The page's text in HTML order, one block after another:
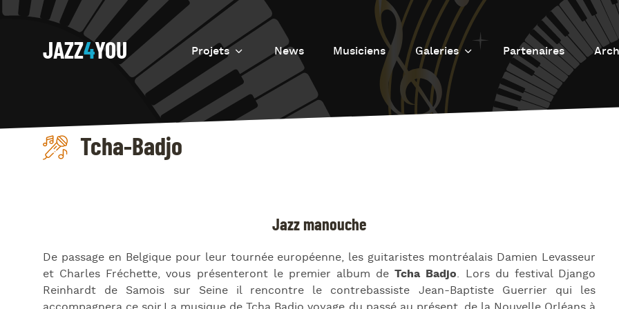
JAZZ4YOU Projets
Introduction
Resurrection
News Musiciens Galeries
Galerie photos
Galerie Vidéos
Partenaires
Tcha-Badjo
Jazz manouche
De passage en Belgique pour leur tournée européenne, les guitaristes montréalais Damien Levasseur
et Charles Fréchette, vous présenteront le premier album deTcha Badjo. Lors du festival Django
Reinhardt de Samois sur Seine il rencontre le contrebassiste Jean-Baptiste Guerrier qui les